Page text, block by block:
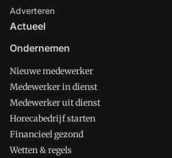
Adverteren
Actueel
Ondernemen
Nieuwe medewerker
Medewerker in dienst
Medewerker uit dienst
Horecabedrijf starten
Financieel gezond
Wetten & regels